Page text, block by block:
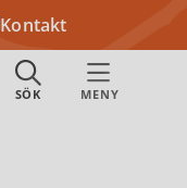
Kontakt